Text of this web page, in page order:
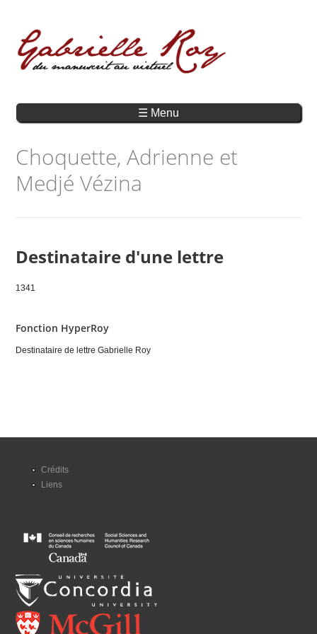
☰ Menu
Choquette, Adrienne et
Medjé Vézina
Destinataire d'une lettre
1341
Fonction HyperRoy
Destinataire de lettre Gabrielle Roy
Crédits
Liens